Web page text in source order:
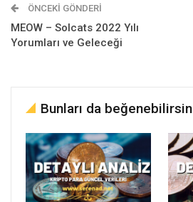
ÖNCEKI GÖNDERI
MEOW – Solcats 2022 Yılı
Yorumları ve Geleceği
Bunları da beğenebilirsin